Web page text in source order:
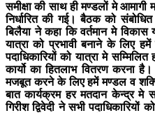
समीक्षा की साथ ही मण्डलों मे
निर्धारित की गई। बैठक को
बिलैया ने कहा कि वर्तमान मे विकास
यात्रा को प्रभावी बनाने के लिए
पदाधिकारियों को यात्रा मे
कार्यो का हितलाभ वितरण करना
मजबूत करने के लिए हमें मण्डल व
बात कार्यक्रम हर मतदान केन्द्र मे
गिरीश द्विवेदी ने सभी